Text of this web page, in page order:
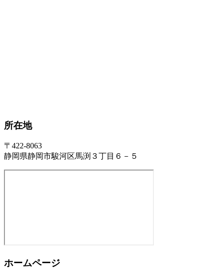
所在地
〒422-8063
静岡県静岡市駿河区馬渕３丁目６－５
ホームページ